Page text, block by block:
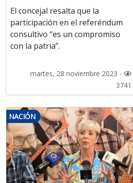
El concejal resalta que la
participación en el referéndum
consultivo “es un compromiso
con la patria”.
martes, 28 noviembre 2023 -
3741
NACIÓN